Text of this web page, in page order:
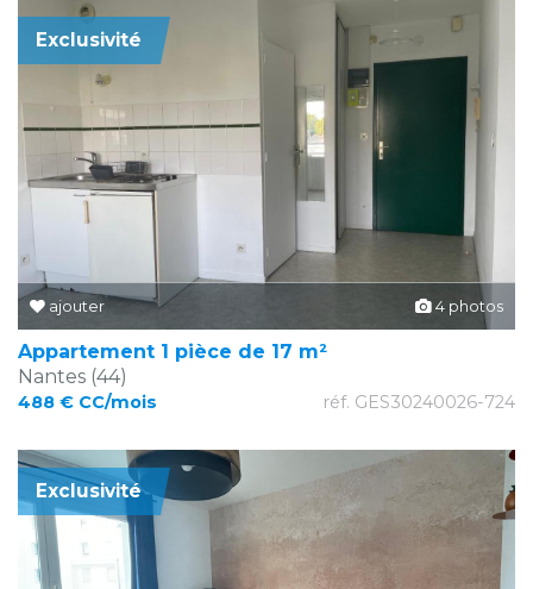
4 photos
ajouter
Exclusivité
Appartement 1 pièce de 17 m²
Nantes (44)
488 € CC/mois réf. GES30240026-724
Exclusivité